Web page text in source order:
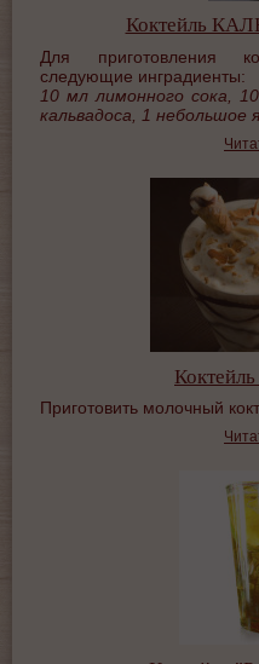
Коктейль
Для приготовления
следующие инградиенты:
10 мл лимонного сока,
кальвадоса, 1 небольшое
Приготовить молочный